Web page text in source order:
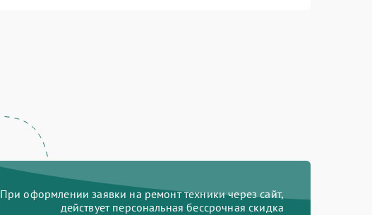
При оформлении заявки на ремонт техники через сайт,
действует персональная бессрочная скидка